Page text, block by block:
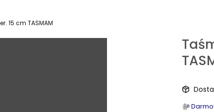
15 cm TASMAM